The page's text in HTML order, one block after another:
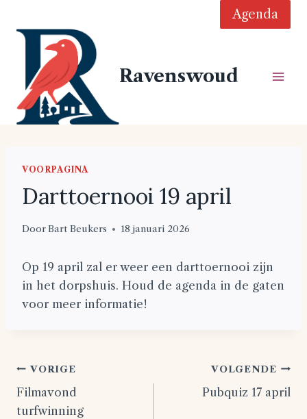
naar
Agenda
Ravenswoud
VOORPAGINA
Darttoernooi 19 april
DoorBart Beukers 18 januari 2026
Op 19 april zal er weer een darttoernooi zijn
in het dorpshuis. Houd de agenda in de gaten
voor meer informatie!
Bericht
navigatie
VORIGE
Filmavond
turfwinning
VOLGENDE
Pubquiz 17 april